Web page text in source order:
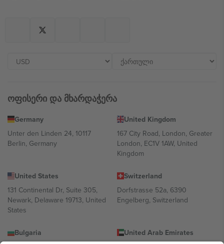
ოფისერი და მხარდაჭერა
Germany
Unter den Linden 24, 10117
Berlin, Germany
United Kingdom
167 City Road, London, Greater
London, EC1V 1AW, United
Kingdom
United States
131 Continental Dr, Suite 305,
Newark, Delaware 19713, United
States
Switzerland
Dorfstrasse 52a, 6390
Engelberg, Switzerland
Bulgaria
United Arab Emirates